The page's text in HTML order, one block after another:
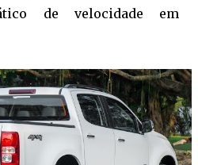
de velocidade em